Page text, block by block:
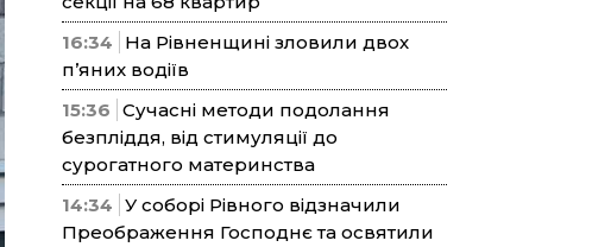
16:34
На Рівненщині зловили двох
п’яних водіїв
15:36 Сучасні методи подолання
безпліддя, від стимуляції до
сурогатного материнства
14:34 У соборі Рівного відзначили
Преображення Господнє та освятили